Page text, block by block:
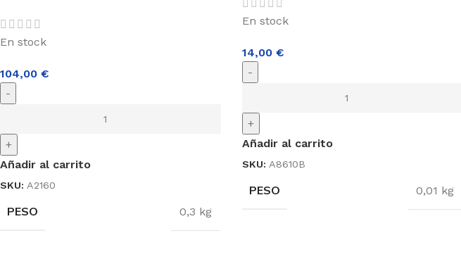
En stock
104,00 €
-
+
Añadir al carrito
SKU: A2160
PESO 0,3 kg
En stock
14,00 €
-
+
Añadir al carrito
SKU: A8610B
PESO 0,01 kg